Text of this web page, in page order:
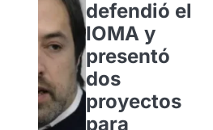
defendió el
IOMA y
presentó
dos
proyectos
para